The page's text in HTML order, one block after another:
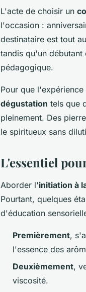
L'acte de choisir un
l'occasion :
destinataire est tout
tandis qu'un
pédagogique.
Pour que
dégustation tels que
pleinement. Des
le spiritueux sans
L'essentiel
Aborder l'initiation à
Pourtant, quelques
d'éducation
Premièrement,
l'essence des
Deuxièmement,
viscosité.